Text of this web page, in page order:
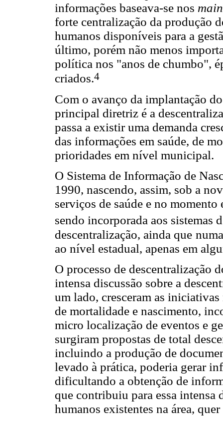
informações baseava-se nos
forte centralização da produção
humanos disponíveis para a
último, porém não menos
política nos "anos de chumbo",
criados.4
Com o avanço da implantação
principal diretriz é a
passa a existir uma demanda
das informações em saúde, de
prioridades em nível municipal.
O Sistema de Informação de
1990, nascendo, assim, sob a
serviços de saúde e no
sendo incorporada aos sistemas
descentralização, ainda que
ao nível estadual, apenas em
O processo de descentralização
intensa discussão sobre a
um lado, cresceram as
de mortalidade e nascimento,
micro localização de eventos e
surgiram propostas de total
incluindo a produção de
levado à prática, poderia gerar
dificultando a obtenção de
que contribuiu para essa intensa
humanos existentes na área,